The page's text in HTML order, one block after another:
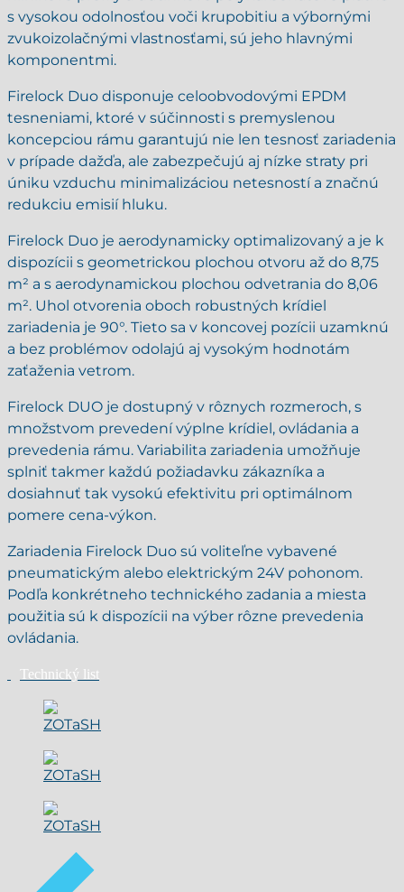
s vysokou odolnosťou voči krupobitiu a výbornými
zvukoizolačnými vlastnosťami, sú jeho hlavnými
komponentmi.
Firelock Duo disponuje celoobvodovými EPDM
tesneniami, ktoré v súčinnosti s premyslenou
koncepciou rámu garantujú nie len tesnosť zariadenia
v prípade dažďa, ale zabezpečujú aj nízke straty pri
úniku vzduchu minimalizáciou netesností a značnú
redukciu emisií hluku.
Firelock Duo je aerodynamicky optimalizovaný a je k
dispozícii s geometrickou plochou otvoru až do 8,75
m² a s aerodynamickou plochou odvetrania do 8,06
m². Uhol otvorenia oboch robustných krídiel
zariadenia je 90°. Tieto sa v koncovej pozícii uzamknú
a bez problémov odolajú aj vysokým hodnotám
zaťaženia vetrom.
Firelock DUO je dostupný v rôznych rozmeroch, s
množstvom prevedení výplne krídiel, ovládania a
prevedenia rámu. Variabilita zariadenia umožňuje
splniť takmer každú požiadavku zákazníka a
dosiahnuť tak vysokú efektivitu pri optimálnom
pomere cena-výkon.
Zariadenia Firelock Duo sú voliteľne vybavené
pneumatickým alebo elektrickým 24V pohonom.
Podľa konkrétneho technického zadania a miesta
použitia sú k dispozícii na výber rôzne prevedenia
ovládania.
Technický list